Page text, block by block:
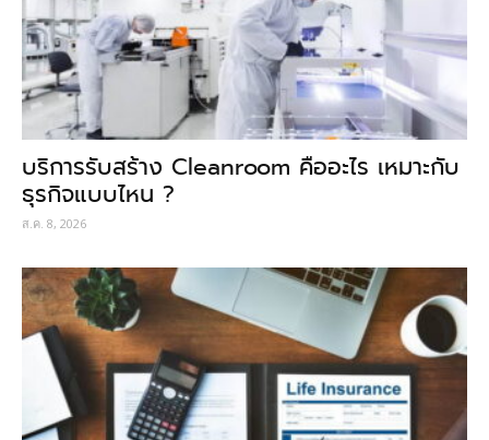
บริการรับสร้าง Cleanroom คืออะไร เหมาะกับ
ธุรกิจแบบไหน ?
ส.ค. 8, 2026